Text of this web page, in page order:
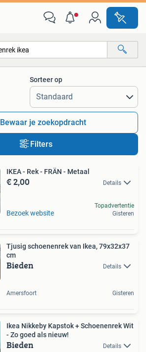
Alle afstanden…
Sorteer op
Bewaar je zoekopdracht
Filters
IKEA - Rek - FRÄN - Metaal
€ 2,00 Details
Bezoek website
Topadvertentie
Gisteren
Tjusig schoenenrek van Ikea, 79x32x37
cm
Bieden Details
Amersfoort Gisteren
Ikea Nikkeby Kapstok + Schoenenrek Wit
- Zo goed als nieuw!
Bieden Details